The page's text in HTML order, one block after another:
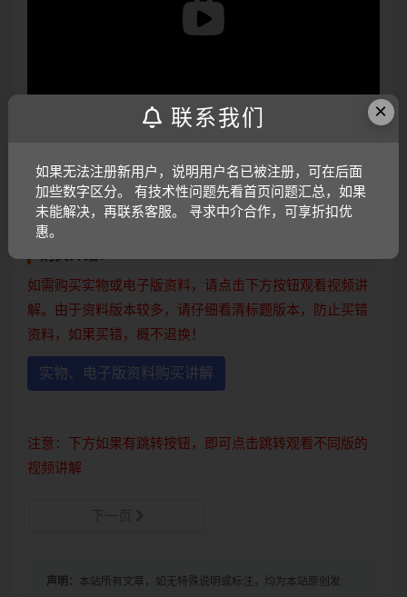
打开视频声音方法：鼠标放在视频中，点击右下角小喇叭
图形即可；视频放大后不清晰，可将鼠标放在视频上，点
击“进入哔哩哔哩，观看更高清”
购买介绍：
如需购买实物或电子版资料，请点击下方按钮观看视频讲
解。由于资料版本较多，请仔细看清标题版本，防止买错
资料，如果买错，概不退换！
实物、电子版资料购买讲解
注意：下方如果有跳转按钮，即可点击跳转观看不同版的
视频讲解
声明： 本站所有文章，如无特殊说明或标注，均为本站原创发
×
联系我们
如果无法注册新用户，说明用户名已被注册，可在后面
加些数字区分。 有技术性问题先看首页问题汇总，如果
未能解决，再联系客服。 寻求中介合作，可享折扣优
惠。